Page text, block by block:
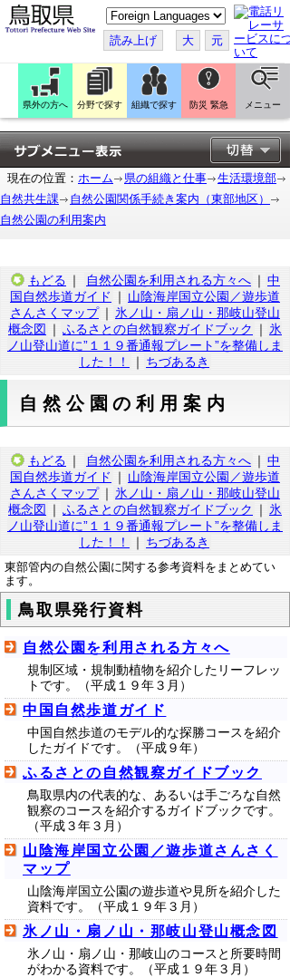
こ
の
ペ
ー
ジ
翻
訳
す
る
読み上げ 大 元
県外の方へ 分野で探す 組織で探す 防災 緊急 メニュー
現在の位置： ホーム 県の組織と仕事
生活環境部
自然共生課
自然公園関係手続き案内（東部地区）
自然公園の利用案内
もどる ｜ 自然公園を利用される方々へ ｜ 中
国自然歩道ガイド
｜ 山陰海岸国立公園／遊歩道
さんさくマップ ｜ 氷ノ山・扇ノ山・那岐山登山
概念図
｜ ふるさとの自然観察ガイドブック ｜ 氷
ノ山登山道に”１１９番通報プレート”を整備しま
した！！
｜ ちづあるき
自然公園の利用案内
もどる ｜ 自然公園を利用される方々へ ｜ 中
国自然歩道ガイド
｜ 山陰海岸国立公園／遊歩道
さんさくマップ ｜ 氷ノ山・扇ノ山・那岐山登山
概念図
｜ ふるさとの自然観察ガイドブック ｜ 氷
ノ山登山道に”１１９番通報プレート”を整備しま
した！！
｜ ちづあるき
東部管内の自然公園に関する参考資料をまとめてい
ます。
鳥取県発行資料
自然公園を利用される方々へ
規制区域・規制動植物を紹介したリーフレッ
トです。（平成１９年３月）
中国自然歩道ガイド
中国自然歩道のモデル的な探勝コースを紹介
したガイドです。（平成９年）
ふるさとの自然観察ガイドブック
鳥取県内の代表的な、あるいは手ごろな自然
観察のコースを紹介するガイドブックです。
（平成３年３月）
山陰海岸国立公園／遊歩道さんさく
マップ
山陰海岸国立公園の遊歩道や見所を紹介した
資料です。（平成１９年３月）
氷ノ山・扇ノ山・那岐山登山概念図
氷ノ山・扇ノ山・那岐山のコースと所要時間
がわかる資料です。（平成１９年３月）